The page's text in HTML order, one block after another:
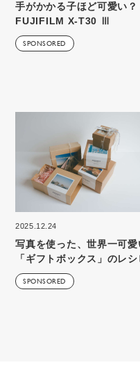
手がかかる子ほど可愛い？
FUJIFILM X-T30 Ⅲ
SPONSORED
2025.12.24
写真を使った、世界一可愛
「ギフトボックス」のレシ
SPONSORED